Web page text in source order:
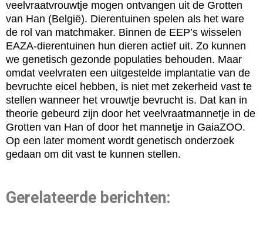
veelvraatvrouwtje mogen ontvangen uit de Grotten
van Han (België). Dierentuinen spelen als het ware
de rol van matchmaker. Binnen de EEP’s wisselen
EAZA-dierentuinen hun dieren actief uit. Zo kunnen
we genetisch gezonde populaties behouden. Maar
omdat veelvraten een uitgestelde implantatie van de
bevruchte eicel hebben, is niet met zekerheid vast te
stellen wanneer het vrouwtje bevrucht is. Dat kan in
theorie gebeurd zijn door het veelvraatmannetje in de
Grotten van Han of door het mannetje in GaiaZOO.
Op een later moment wordt genetisch onderzoek
gedaan om dit vast te kunnen stellen.
Gerelateerde berichten: